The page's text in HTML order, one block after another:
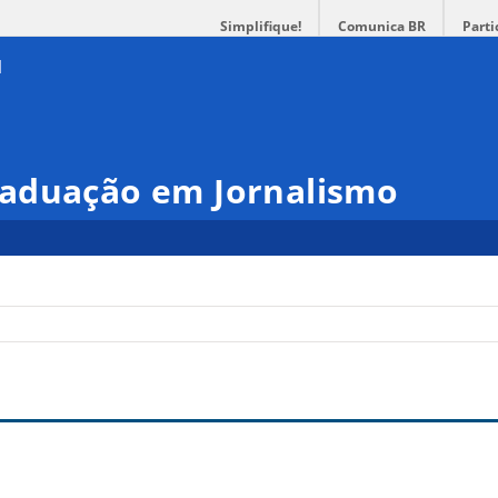
Simplifique! Comunica BR
em Jornalismo